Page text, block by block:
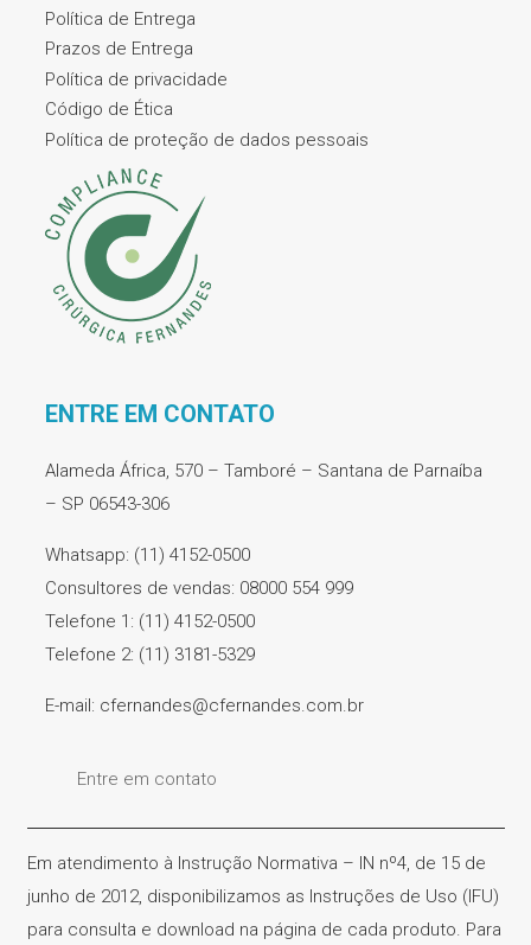
Política de Entrega
Prazos de Entrega
Política de privacidade
Código de Ética
Política de proteção de dados pessoais
ENTRE EM CONTATO
Alameda África, 570 – Tamboré – Santana de Parnaíba
– SP 06543-306
Whatsapp: (11) 4152-0500
Consultores de vendas: 08000 554 999
Telefone 1: (11) 4152-0500
Telefone 2: (11) 3181-5329
E-mail: cfernandes@cfernandes.com.br
Entre em contato
Em atendimento à Instrução Normativa – IN nº4, de 15 de
junho de 2012, disponibilizamos as Instruções de Uso (IFU)
para consulta e download na página de cada produto. Para